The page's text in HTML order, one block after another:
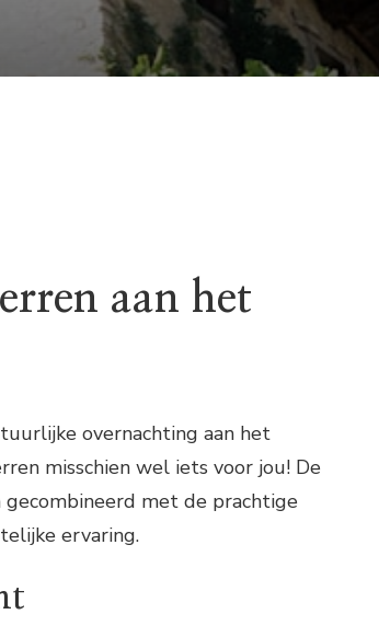
AVONTUURLIJKE
OVERNACHTINGEN
ZOALS
SLAPEN
ONDER
aan het
overnachting aan het
misschien wel iets voor jou! De
gecombineerd met de prachtige
ervaring.